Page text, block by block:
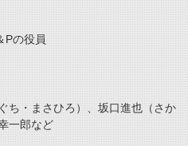
Pの役員
ち・まさひろ）、坂口進也（さか
一郎など